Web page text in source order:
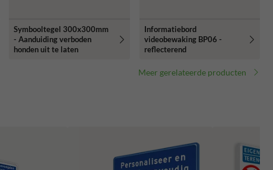
Symbooltegel 300x300mm
- Aanduiding verboden
honden uit te laten
Informatiebord
videobewaking BP06 -
reflecterend
Meer gerelateerde producten